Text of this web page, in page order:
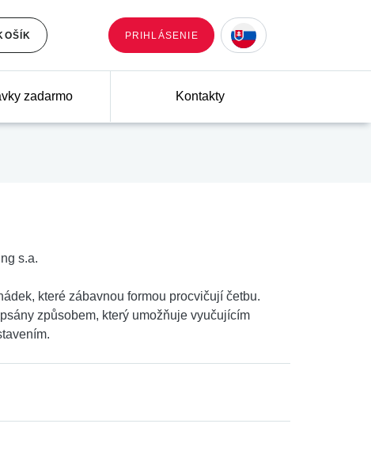
PRIHLÁSENIE
zadarmo Kontakty
s.a.
které zábavnou formou procvičují četbu.
způsobem, který umožňuje vyučujícím